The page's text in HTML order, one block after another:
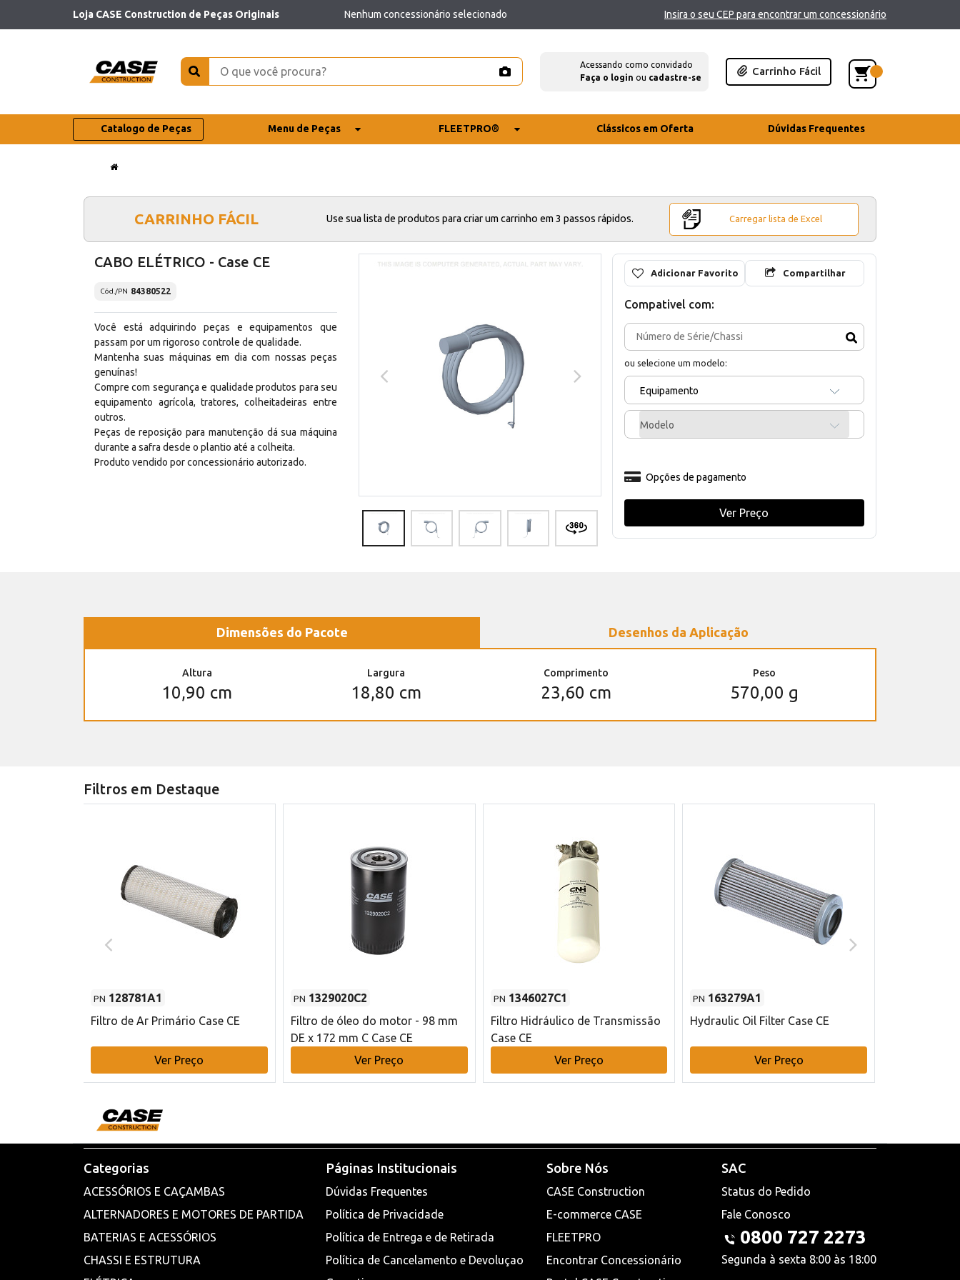
Loja CASE Construction de Peças Originais Nenhum concessionário selecionado Insira o seu CEP para encontrar um concessionário
Acessando como convidado
Faça o login ou cadastre-se
Carrinho Fácil
Catalogo de Peças Menu de Peças FLEETPRO® Clássicos em Oferta Dúvidas Frequentes
CARRINHO FÁCIL Use sua lista de produtos para criar um carrinho em 3 passos rápidos. Carregar lista de Excel
CABO ELÉTRICO - Case CE
Cód./PN 84380522
Você está adquirindo peças e equipamentos que
passam por um rigoroso controle de qualidade.
Mantenha suas máquinas em dia com nossas peças
genuínas!
Compre com segurança e qualidade produtos para seu
equipamento agrícola, tratores, colheitadeiras entre
outros.
Peças de reposição para manutenção dá sua máquina
durante a safra desde o plantio até a colheita.
Produto vendido por concessionário autorizado.
Adicionar Favorito Compartilhar
Compativel com:
ou selecione um modelo:
Equipamento
Modelo
Opções de pagamento
Ver Preço
Dimensões do Pacote Desenhos da Aplicação
Altura
10,90 cm
Largura
18,80 cm
Comprimento
23,60 cm
Peso
570,00 g
Filtros em Destaque
PN 128781A1
Filtro de Ar Primário Case CE
Ver Preço
PN 1329020C2
Filtro de óleo do motor - 98 mm
DE x 172 mm C Case CE
Ver Preço
PN 1346027C1
Filtro Hidráulico de Transmissão
Case CE
Ver Preço
PN 163279A1
Hydraulic Oil Filter Case CE
Ver Preço
Categorias
ACESSÓRIOS E CAÇAMBAS
ALTERNADORES E MOTORES DE PARTIDA
BATERIAS E ACESSÓRIOS
CHASSI E ESTRUTURA
Páginas Institucionais
Dúvidas Frequentes
Política de Privacidade
Política de Entrega e de Retirada
Política de Cancelamento e Devoluçao
Sobre Nós
CASE Construction
E-commerce CASE
FLEETPRO
Encontrar Concessionário
SAC
Status do Pedido
Fale Conosco
0800 727 2273
Segunda à sexta 8:00 às 18:00